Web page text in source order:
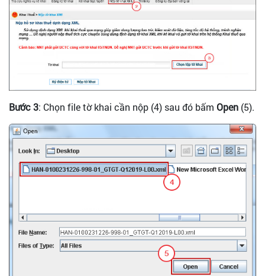
Bước 3: Chọn file tờ khai cần nộp (4) sau đó bấm Open (5).